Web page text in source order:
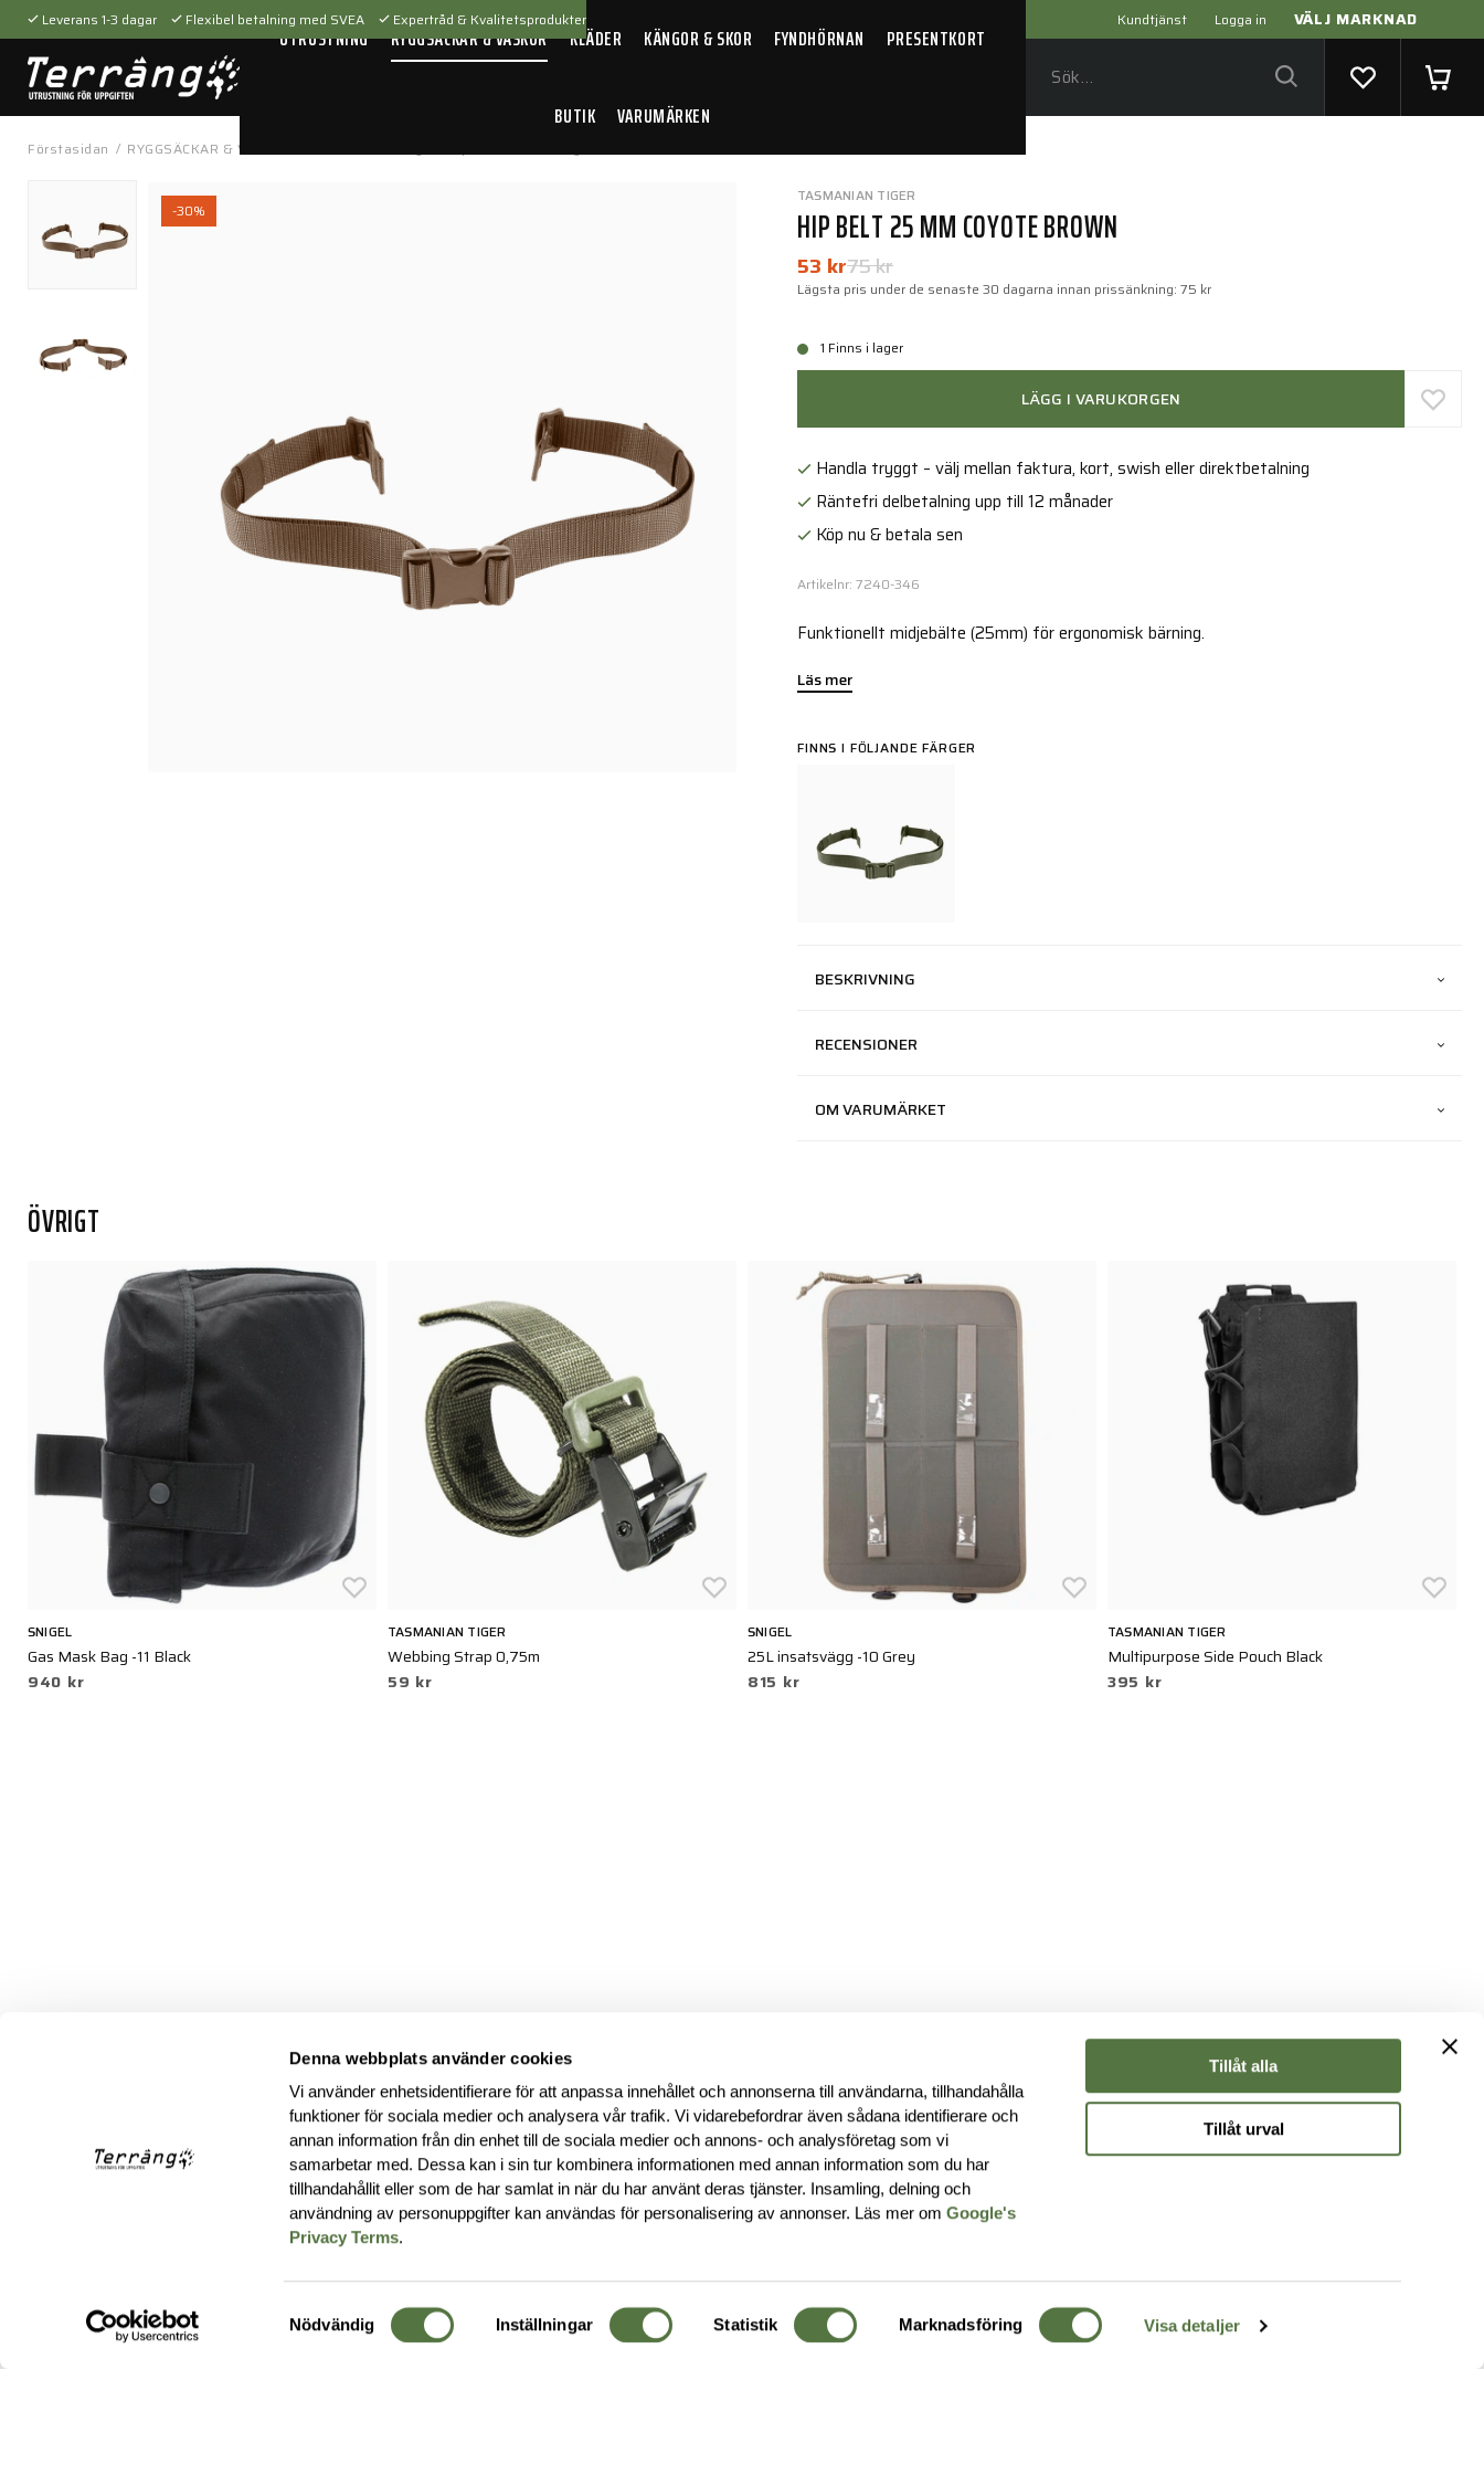
Denna webbplats använder cookies
Vi använder enhetsidentifierare för att anpassa innehållet och annonserna till användarna, tillhandahålla
funktioner för sociala medier och analysera vår trafik. Vi vidarebefordrar även sådana identifierare och
annan information från din enhet till de sociala medier och annons- och analysföretag som vi
samarbetar med. Dessa kan i sin tur kombinera informationen med annan information som du har
tillhandahållit eller som de har samlat in när du har använt deras tjänster. Insamling, delning och
användning av personuppgifter kan användas för personalisering av annonser. Läs mer omGoogle's
Privacy Terms.
Samtyckesval
Nödvändig Inställningar Statistik Marknadsföring Visa detaljer
Tillåt alla
Tillåt urval
Kundtjänst Logga in VÄLJ MARKNAD
Leverans 1-3 dagar Flexibel betalning med SVEA Expertråd & Kvalitetsprodukter
UTRUSTNING RYGGSÄCKAR & VÄSKOR KLÄDER KÄNGOR & SKOR FYNDHÖRNAN PRESENTKORT
BUTIK VARUMÄRKEN
Förstasidan / RYGGSÄCKAR & VÄSKOR
-30%
TASMANIAN TIGER
HIP BELT 25 MM COYOTE BROWN
75 kr
53 kr
Lägsta pris under de senaste 30 dagarna innan prissänkning: 75 kr
1 Finns i lager
LÄGG I VARUKORGEN
Handla tryggt – välj mellan faktura, kort, swish eller direktbetalning
Räntefri delbetalning upp till 12 månader
Köp nu & betala sen
Artikelnr: 7240-346
Funktionellt midjebälte (25mm) för ergonomisk bärning.
Läs mer
FINNS I FÖLJANDE FÄRGER
BESKRIVNING
RECENSIONER
OM VARUMÄRKET
ÖVRIGT
SNIGEL
Gas Mask Bag -11 Black
940 kr
TASMANIAN TIGER
Webbing Strap 0,75m
59 kr
SNIGEL
25L insatsvägg -10 Grey
815 kr
TASMANIAN TIGER
Multipurpose Side Pouch Black
395 kr